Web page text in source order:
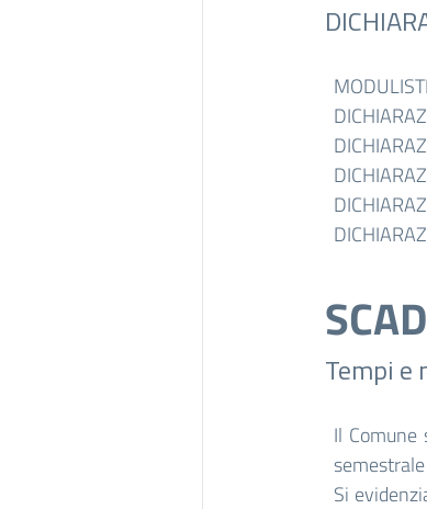
Tempi e
Il
Si